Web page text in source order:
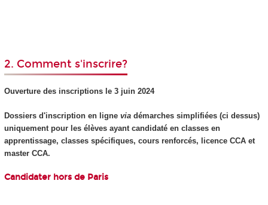
2. Comment s'inscrire?
Ouverture des inscriptions le 3 juin 2024
Dossiers d'inscription en ligne viadémarches simplifiées (ci dessus)
uniquement pour les élèves ayant candidaté en classes en
apprentissage, classes spécifiques, cours renforcés, licence CCA et
master CCA.
Candidater hors de Paris